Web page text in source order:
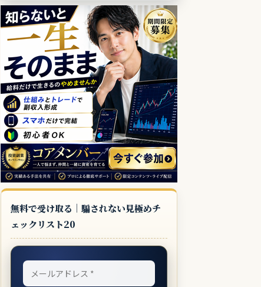
無料で受け取る｜騙されない見極めチ
ェックリスト20